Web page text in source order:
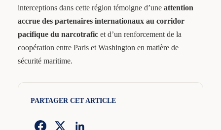
interceptions dans cette région témoigne d’une attention
accrue des partenaires internationaux au corridor
pacifique du narcotraficet d’un renforcement de la
coopération entre Paris et Washington en matière de
sécurité maritime.
PARTAGER CET ARTICLE